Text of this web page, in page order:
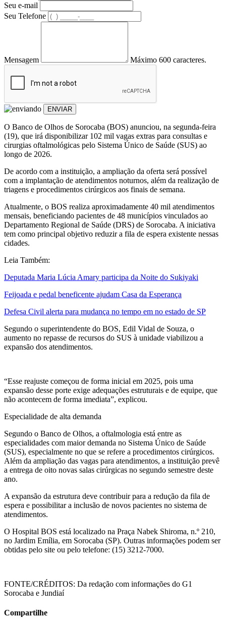
Seu e-mail
Seu Telefone
Mensagem Máximo 600 caracteres.
ENVIAR
O Banco de Olhos de Sorocaba (BOS) anunciou, na segunda-feira
(19), que irá disponibilizar 102 mil vagas extras para consultas e
cirurgias oftalmológicas pelo Sistema Único de Saúde (SUS) ao
longo de 2026.
De acordo com a instituição, a ampliação da oferta será possível
com a implantação de atendimentos noturnos, além da realização de
triagens e procedimentos cirúrgicos aos finais de semana.
Atualmente, o BOS realiza aproximadamente 40 mil atendimentos
mensais, beneficiando pacientes de 48 municípios vinculados ao
Departamento Regional de Saúde (DRS) de Sorocaba. A iniciativa
tem como principal objetivo reduzir a fila de espera existente nessas
cidades.
Leia Também:
Deputada Maria Lúcia Amary participa da Noite do Sukiyaki
Feijoada e pedal beneficente ajudam Casa da Esperança
Defesa Civil alerta para mudança no tempo em no estado de SP
Segundo o superintendente do BOS, Edil Vidal de Souza, o
aumento no repasse de recursos do SUS à unidade viabilizou a
expansão dos atendimentos.
“Esse reajuste começou de forma inicial em 2025, pois uma
expansão desse porte exige adequações estruturais e de equipe, que
não acontecem de forma imediata”, explicou.
Especialidade de alta demanda
Segundo o Banco de Olhos, a oftalmologia está entre as
especialidades com maior demanda no Sistema Único de Saúde
(SUS), especialmente no que se refere a procedimentos cirúrgicos.
Além da ampliação das vagas para atendimentos, a instituição prevê
a entrega de oito novas salas cirúrgicas no segundo semestre deste
ano.
A expansão da estrutura deve contribuir para a redução da fila de
espera e possibilitar a inclusão de novos pacientes no sistema de
atendimentos.
O Hospital BOS está localizado na Praça Nabek Shiroma, n.º 210,
no Jardim Emília, em Sorocaba (SP). Outras informações podem ser
obtidas pelo site ou pelo telefone: (15) 3212-7000.
FONTE/CRÉDITOS: Da redação com informações do G1
Sorocaba e Jundiaí
Compartilhe